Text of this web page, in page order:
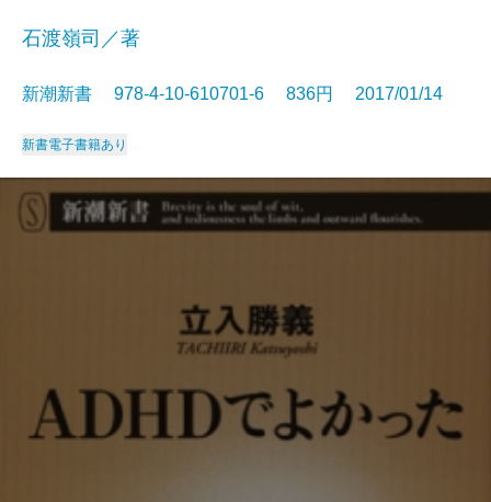
石渡嶺司／著
新潮新書 978-4-10-610701-6 836円 2017/01/14
新書電子書籍あり